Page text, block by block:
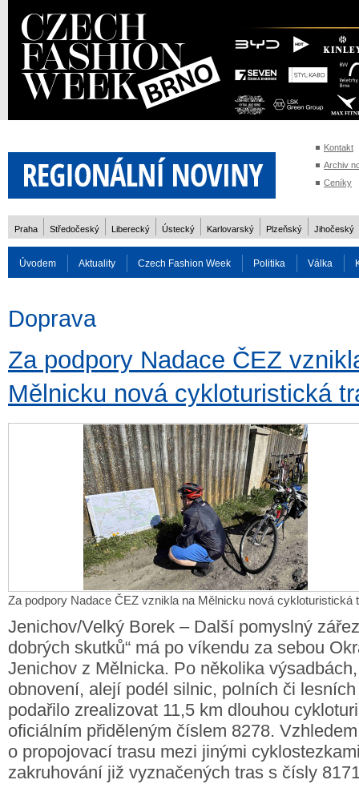
Kontakt
Archiv
Ceníky
Praha Středočeský Liberecký Ústecký Karlovarský Plzeňský Jihočeský
Úvodem Aktuality Czech Fashion Week Politika Válka
Doprava
Za podpory Nadace ČEZ
Mělnicku nová cykloturistická
Za podpory Nadace ČEZ vznikla na Mělnicku nová cykloturistická
Jenichov/Velký Borek – Další pomyslný
dobrých skutků“ má po víkendu za sebou
Jenichov z Mělnicka. Po několika
obnovení, alejí podél silnic, polních či
podařilo zrealizovat 11,5 km dlouhou
oficiálním přiděleným číslem 8278.
o propojovací trasu mezi jinými
zakruhování již vyznačených tras s čísly